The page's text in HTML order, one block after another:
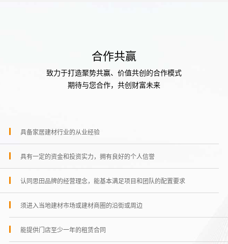
合作共赢
致力于打造聚势共赢、价值共创的合作模式
期待与您合作，共创财富未来
具备家居建材行业的从业经验
具有一定的资金和投资实力，拥有良好的个人信誉
认同思田品牌的经营理念，能基本满足项目和团队的配置要求
须进入当地建材市场或建材商圈的沿街或周边
能提供门店至少一年的租赁合同